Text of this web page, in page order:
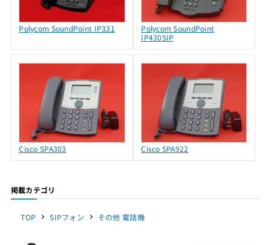
Polycom SoundPoint IP331
Polycom SoundPoint
IP430SIP
Cisco SPA303 Cisco SPA922
掲載カテゴリ
TOP SIPフォン その他 電話機